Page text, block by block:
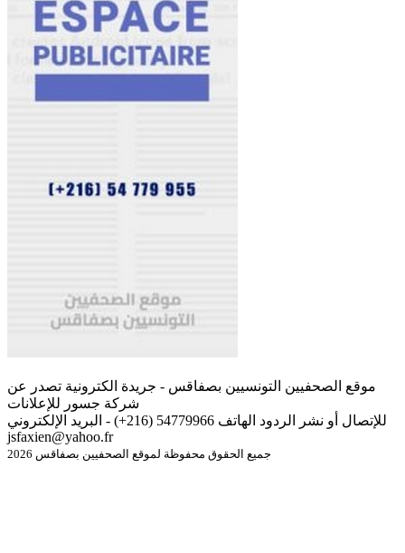
موقع الصحفيين التونسيين بصفاقس - جريدة الكترونية تصدر عن
شركة جسور للإعلانات
للإتصال أو نشر الردود الهاتف 54779966 (216+) - البريد الإلكتروني
jsfaxien@yahoo.fr
جميع الحقوق محفوظة لموقع الصحفيين بصفاقس 2026